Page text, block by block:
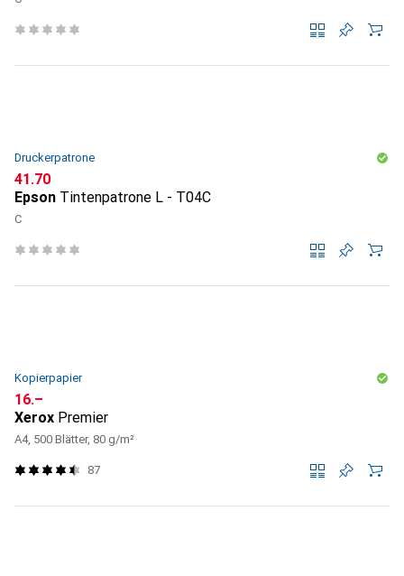
Druckerpatrone
CHF
41.70
Epson Tintenpatrone L - T04C
C
Kopierpapier
CHF
16.–
Xerox Premier
A4, 500 Blätter, 80 g/m²
87